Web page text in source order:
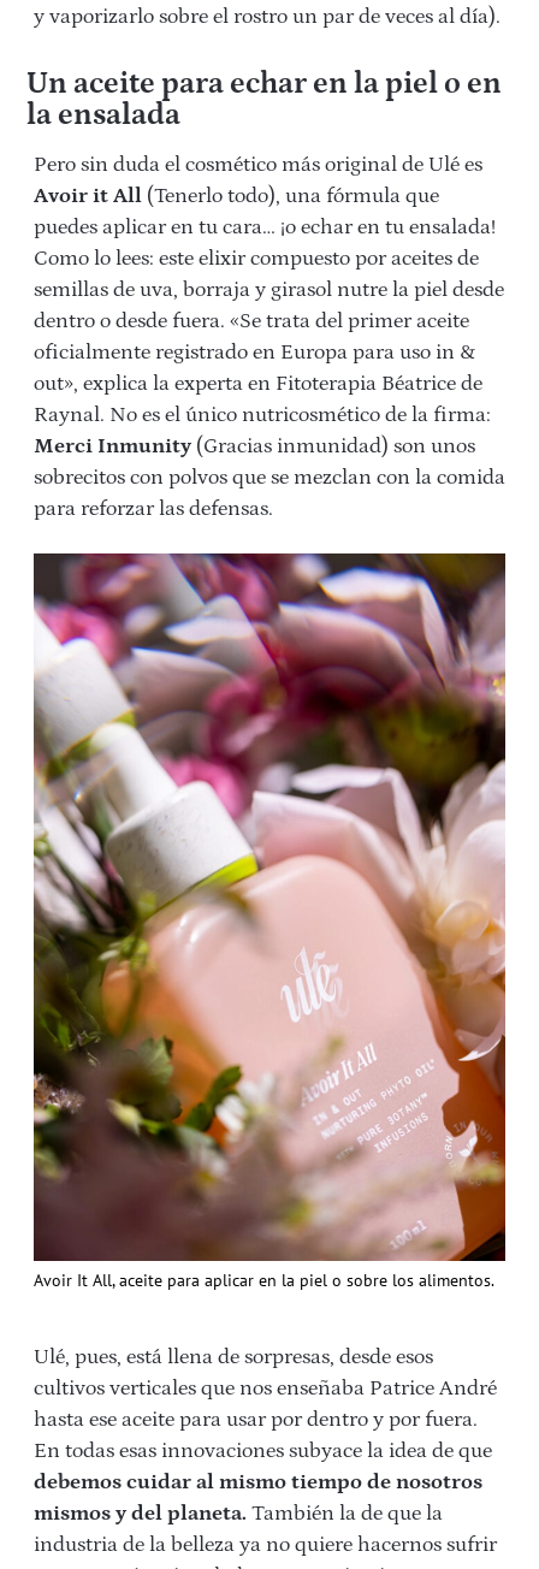
y vaporizarlo sobre el rostro un par de veces al día).
Un aceite para echar en la piel o en
la ensalada
Pero sin duda el cosmético más original de Ulé es
Avoir it All (Tenerlo todo), una fórmula que
puedes aplicar en tu cara… ¡o echar en tu ensalada!
Como lo lees: este elixir compuesto por aceites de
semillas de uva, borraja y girasol nutre la piel desde
dentro o desde fuera. «Se trata del primer aceite
oficialmente registrado en Europa para uso in &
out», explica la experta en Fitoterapia Béatrice de
Raynal. No es el único nutricosmético de la firma:
Merci Inmunity (Gracias inmunidad) son unos
sobrecitos con polvos que se mezclan con la comida
para reforzar las defensas.
Avoir It All, aceite para aplicar en la piel o sobre los alimentos.
Ulé, pues, está llena de sorpresas, desde esos
cultivos verticales que nos enseñaba Patrice André
hasta ese aceite para usar por dentro y por fuera.
En todas esas innovaciones subyace la idea de que
debemos cuidar al mismo tiempo de nosotros
mismos y del planeta. También la de que la
industria de la belleza ya no quiere hacernos sufrir